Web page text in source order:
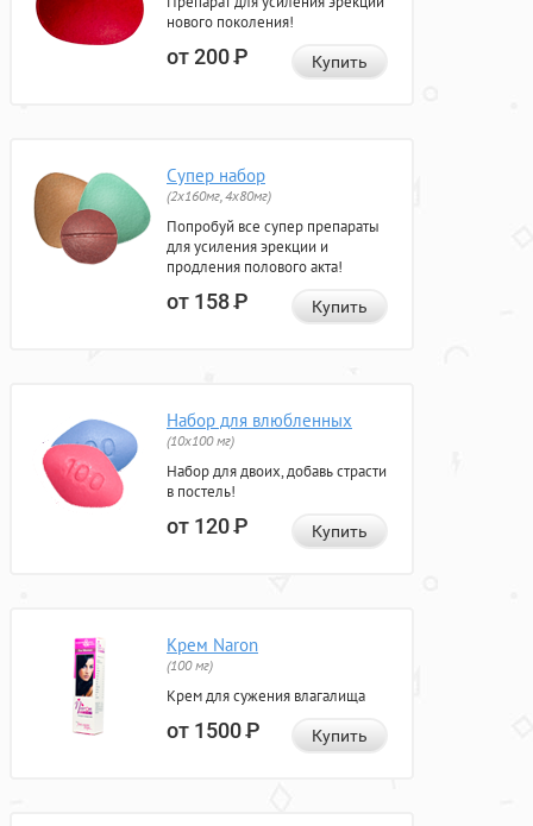
нового поколения!
от 200Р Купить
Супер набор
(2х160мг, 4х80мг)
Попробуй все супер препараты
для усиления эрекции и
продления полового акта!
от 158Р Купить
Набор для влюбленных
(10х100 мг)
Набор для двоих, добавь страсти
в постель!
от 120Р Купить
Крем Naron
(100 мг)
Крем для сужения влагалища
от 1500Р Купить